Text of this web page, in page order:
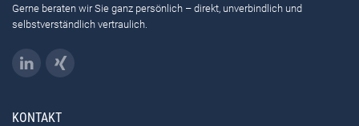
Gerne beraten wir Sie ganz persönlich – direkt, unverbindlich und
selbstverständlich vertraulich.
KONTAKT